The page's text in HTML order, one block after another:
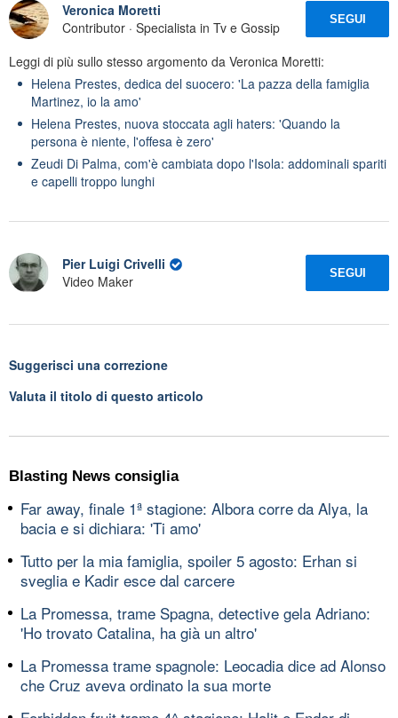
Veronica Moretti
Contributor · Specialista in Tv e Gossip
SEGUI
Leggi di più sullo stesso argomento da Veronica Moretti:
Helena Prestes, dedica del suocero: 'La pazza della famiglia
Martinez, io la amo'
Helena Prestes, nuova stoccata agli haters: 'Quando la
persona è niente, l'offesa è zero'
Zeudi Di Palma, com'è cambiata dopo l'Isola: addominali spariti
e capelli troppo lunghi
Pier Luigi Crivelli
Video Maker
SEGUI
Suggerisci una correzione
Valuta il titolo di questo articolo
Blasting News consiglia
Far away, finale 1ª stagione: Albora corre da Alya, la
bacia e si dichiara: 'Ti amo'
Tutto per la mia famiglia, spoiler 5 agosto: Erhan si
sveglia e Kadir esce dal carcere
La Promessa, trame Spagna, detective gela Adriano:
'Ho trovato Catalina, ha già un altro'
La Promessa trame spagnole: Leocadia dice ad Alonso
che Cruz aveva ordinato la sua morte